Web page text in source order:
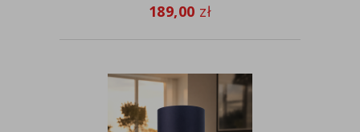
189,00 zł